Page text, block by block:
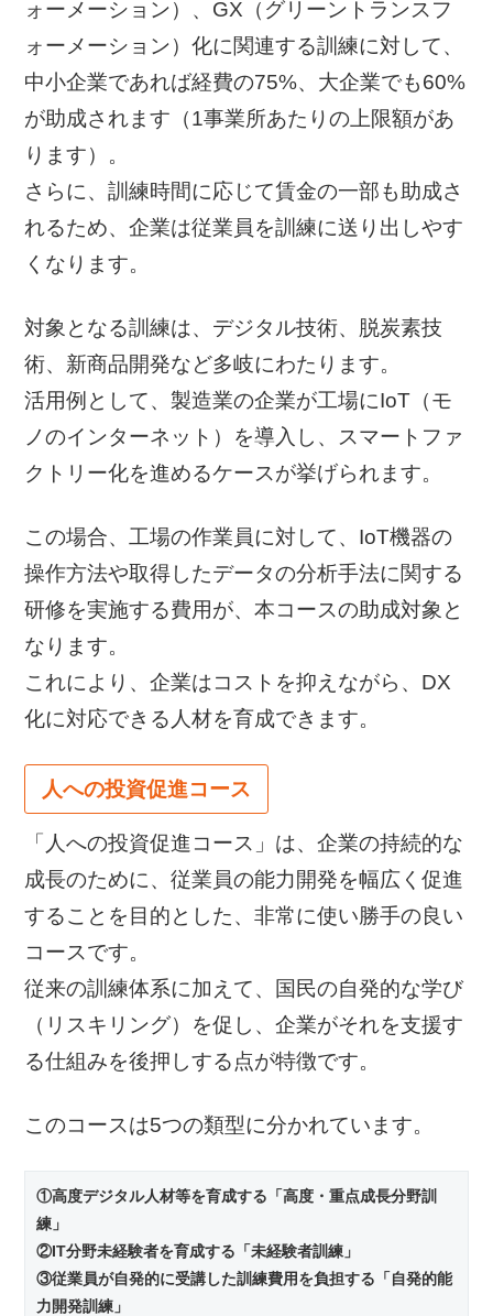
ォーメーション）、GX（グリーントランスフ
ォーメーション）化に関連する訓練に対して、
中小企業であれば経費の75%、大企業でも60%
が助成されます（1事業所あたりの上限額があ
ります）。
さらに、訓練時間に応じて賃金の一部も助成さ
れるため、企業は従業員を訓練に送り出しやす
くなります。
対象となる訓練は、デジタル技術、脱炭素技
術、新商品開発など多岐にわたります。
活用例として、製造業の企業が工場にIoT（モ
ノのインターネット）を導入し、スマートファ
クトリー化を進めるケースが挙げられます。
この場合、工場の作業員に対して、IoT機器の
操作方法や取得したデータの分析手法に関する
研修を実施する費用が、本コースの助成対象と
なります。
これにより、企業はコストを抑えながら、DX
化に対応できる人材を育成できます。
人への投資促進コース
「人への投資促進コース」は、企業の持続的な
成長のために、従業員の能力開発を幅広く促進
することを目的とした、非常に使い勝手の良い
コースです。
従来の訓練体系に加えて、国民の自発的な学び
（リスキリング）を促し、企業がそれを支援す
る仕組みを後押しする点が特徴です。
このコースは5つの類型に分かれています。
①高度デジタル人材等を育成する「高度・重点成長分野訓
練」
②IT分野未経験者を育成する「未経験者訓練」
③従業員が自発的に受講した訓練費用を負担する「自発的能
力開発訓練」